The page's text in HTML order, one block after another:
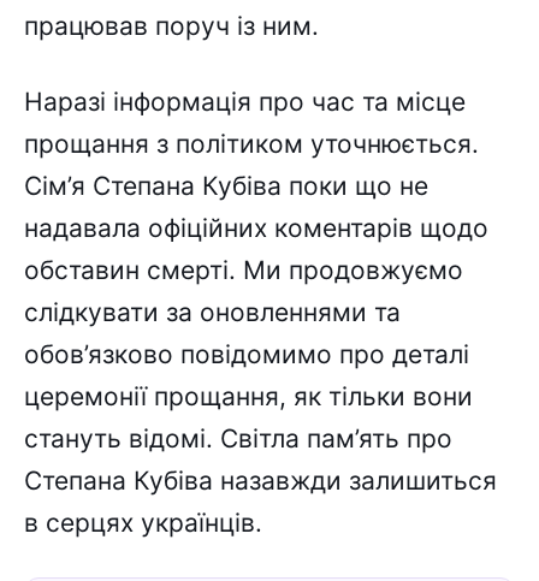
працював поруч із ним.
Наразі інформація про час та місце
прощання з політиком уточнюється.
Сім’я Степана Кубіва поки що не
надавала офіційних коментарів щодо
обставин смерті. Ми продовжуємо
слідкувати за оновленнями та
обов’язково повідомимо про деталі
церемонії прощання, як тільки вони
стануть відомі. Світла пам’ять про
Степана Кубіва назавжди залишиться
в серцях українців.